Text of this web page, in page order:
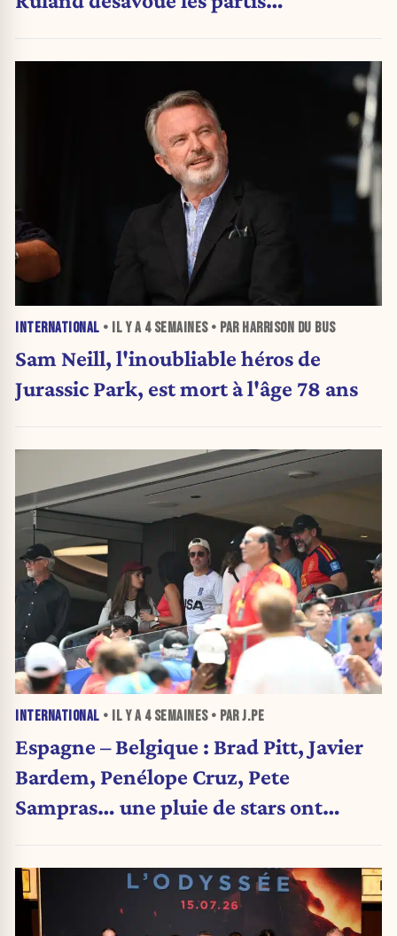
INTERNATIONAL • IL Y A 4 SEMAINES• PAR HARRISON DU BUS
Sam Neill, l'inoubliable héros de
Jurassic Park, est mort à l'âge 78 ans
INTERNATIONAL • IL Y A 4 SEMAINES• PAR J.PE
Espagne – Belgique : Brad Pitt, Javier
Bardem, Penélope Cruz, Pete
Sampras… une pluie de stars ont